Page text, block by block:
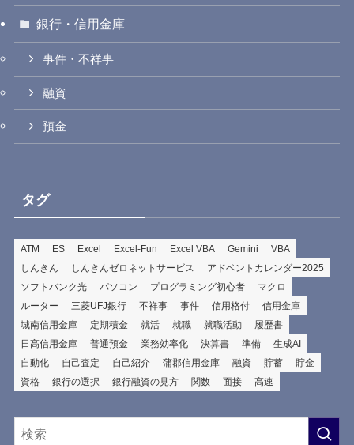
銀行・信用金庫
事件・不祥事
融資
預金
タグ
ATM ES Excel Excel-Fun Excel VBA Gemini
VBA
しんきん
しんきんゼロネットサービス
アドベントカレンダー2025
ソフトバンク光
パソコン プログラミング初心者
マクロ
ルーター
三菱UFJ銀行 不祥事 事件 信用格付
信用金庫
城南信用金庫
定期積金 就活 就職 就職活動
履歴書
日高信用金庫
普通預金 業務効率化 決算書 準備
生成AI
自動化
自己査定 自己紹介 蒲郡信用金庫 融資 貯蓄
貯金
資格
銀行の選択 銀行融資の見方 関数 面接 高速